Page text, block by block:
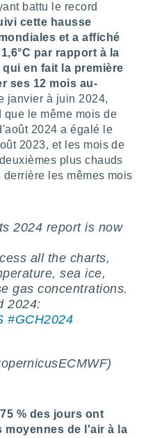
battu le record
cette hausse
et a affiché
par rapport à la
en fait la première
ses 12 mois au-
janvier à juin 2024,
le même mois de
2024 a égalé le
2023, et les mois de
plus chauds
les mêmes mois
2024 report is now
all the charts,
sea ice,
gas concentrations.
2024:
#GCH2024
% des jours ont
moyennes de l'air à la